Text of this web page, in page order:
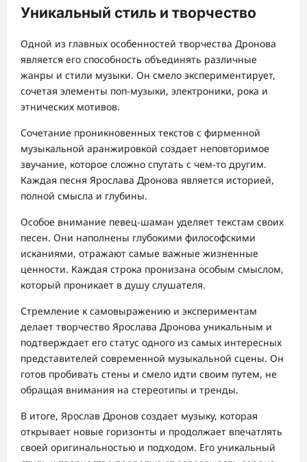
Уникальный стиль и творчество
Одной из главных особенностей творчества Дронова
является его способность объединять различные
жанры и стили музыки. Он смело экспериментирует,
сочетая элементы поп-музыки, электроники, рока и
этнических мотивов.
Сочетание проникновенных текстов с фирменной
музыкальной аранжировкой создает неповторимое
звучание, которое сложно спутать с чем-то другим.
Каждая песня Ярослава Дронова является историей,
полной смысла и глубины.
Особое внимание певец-шаман уделяет текстам своих
песен. Они наполнены глубокими философскими
исканиями, отражают самые важные жизненные
ценности. Каждая строка пронизана особым смыслом,
который проникает в душу слушателя.
Стремление к самовыражению и экспериментам
делает творчество Ярослава Дронова уникальным и
подтверждает его статус одного из самых интересных
представителей современной музыкальной сцены. Он
готов пробивать стены и смело идти своим путем, не
обращая внимания на стереотипы и тренды.
В итоге, Ярослав Дронов создает музыку, которая
открывает новые горизонты и продолжает впечатлять
своей оригинальностью и подходом. Его уникальный